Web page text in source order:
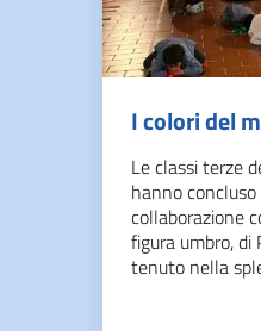
I colori del
Le classi terze
hanno
collaborazione
figura umbro, di
tenuto nella